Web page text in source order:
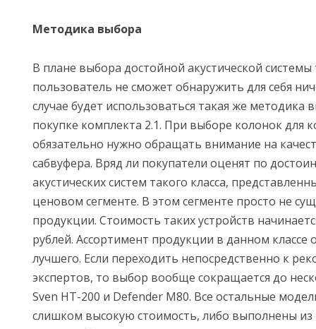
Методика выбора
В плане выбора достойной акустической системы
пользователь не сможет обнаружить для себя
случае будет использоваться такая же методика
покупке комплекта 2.1. При выборе колонок для
обязательно нужно обращать внимание на
сабвуфера. Вряд ли покупатели оценят по
акустических систем такого класса,
ценовом сегменте. В этом сегменте просто не
продукции. Стоимость таких устройств
рублей. Ассортимент продукции в данном классе
лучшего. Если переходить непосредственно к
экспертов, то выбор вообще сокращается до
Sven HT-200 и Defender M80. Все остальные
слишком высокую стоимость, либо выполнены из